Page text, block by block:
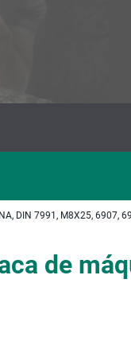
DIN 7991, M8X25, 6907,
de